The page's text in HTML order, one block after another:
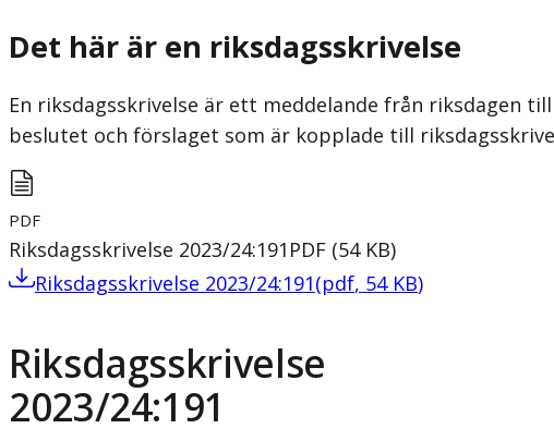
Det här är en riksdagsskrivelse
En riksdagsskrivelse är ett meddelande från riksdagen
beslutet och förslaget som är kopplade till
PDF
Riksdagsskrivelse 2023/24:191 PDF (54 KB)
Riksdagsskrivelse 2023/24:191(pdf, 54 KB)
Riksdagsskrivelse
2023/24:191